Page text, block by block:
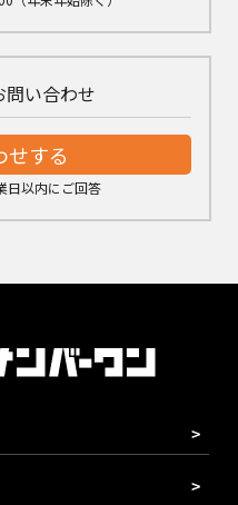
問い合わせ
せする
日以内にご回答